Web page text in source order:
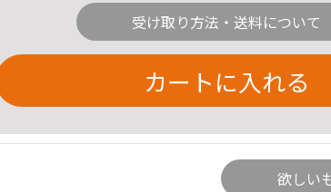
受け取り方法・送料について
カートに入れる
欲しい